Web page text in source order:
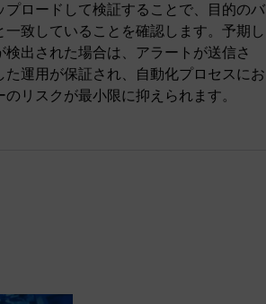
プロードして検証することで、目的のバ
一致していることを確認します。予期し
検出された場合は、アラートが送信さ
た運用が保証され、自動化プロセスにお
のリスクが最小限に抑えられます。